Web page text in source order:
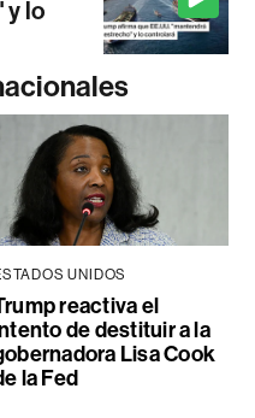
y lo
UNIDOS
reactiva el
de destituir a la
Lisa Cook
la Fed